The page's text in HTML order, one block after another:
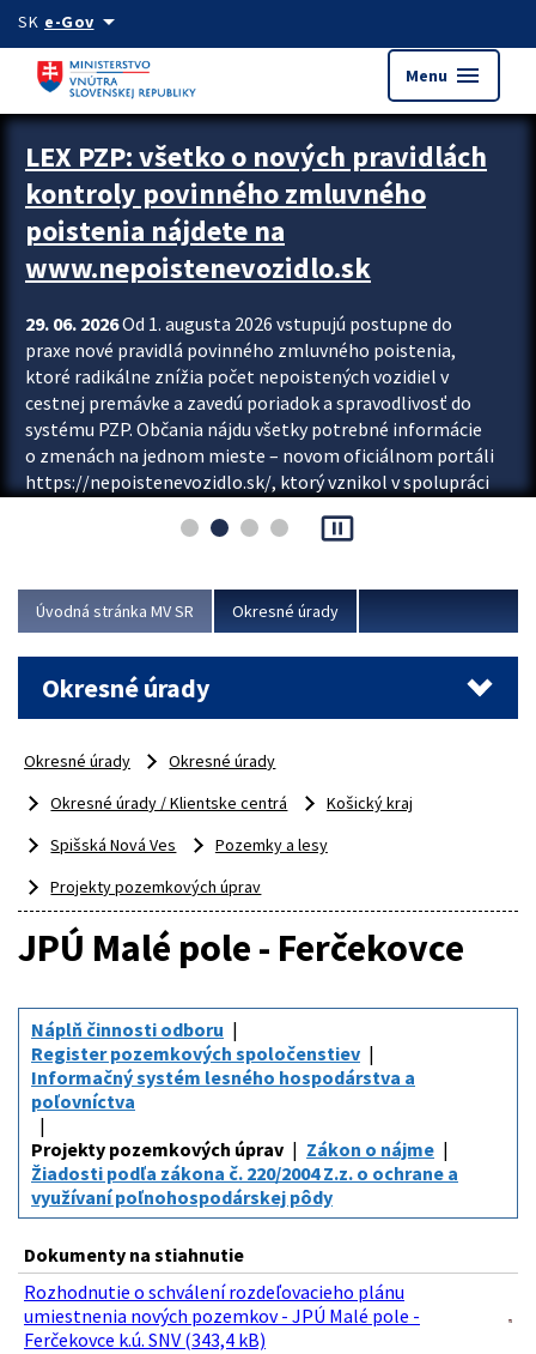
Preskocit na hlavný obsah
SK e-Govarrow_drop_down
Menu menu
Zastavit automatický posun upútavok
LEX PZP: všetko o nových pravidlách
kontroly povinného zmluvného
poistenia nájdete na
www.nepoistenevozidlo.sk
29. 06. 2026Od 1. augusta 2026 vstupujú postupne do
praxe nové pravidlá povinného zmluvného poistenia,
ktoré radikálne znížia počet nepoistených vozidiel v
cestnej premávke a zavedú poriadok a spravodlivosť do
systému PZP. Občania nájdu všetky potrebné informácie
o zmenách na jednom mieste – novom oficiálnom portáli
https://nepoistenevozidlo.sk/, ktorý vznikol v spolupráci
asociácie poisťovní (SLASPO) a Ministerstva vnútra SR.
Viac
pause_presentation
Úvodná stránka MV SR Okresné úrady
Okresné úrady
Okresné úrady
Okresné úrady
Okresné úrady / Klientske centrá
Košický kraj
Spišská Nová Ves
Pozemky a lesy
Projekty pozemkových úprav
JPÚ Malé pole - Ferčekovce
Náplň činnosti odboru
Register pozemkových spoločenstiev
Informačný systém lesného hospodárstva a
poľovníctva
Projekty pozemkových úprav
Zákon o nájme
Žiadosti podľa zákona č. 220/2004 Z.z. o ochrane a
využívaní poľnohospodárskej pôdy
Dokumenty na stiahnutie
Rozhodnutie o schválení rozdeľovacieho plánu
umiestnenia nových pozemkov - JPÚ Malé pole -
Ferčekovce k.ú. SNV (343,4 kB)